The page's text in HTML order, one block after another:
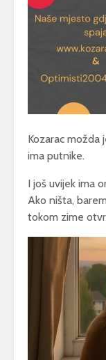
Kozarac možda
ima putnike.
I još uvijek ima
Ako ništa,
tokom zime